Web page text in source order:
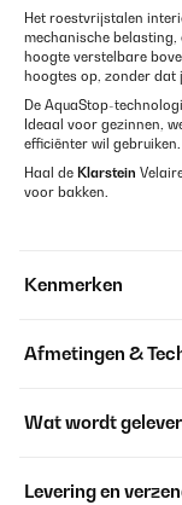
Het roestvrijstalen
mechanische
hoogte verstelbare
hoogtes op, zonder dat
De AquaStop-
Ideaal voor gezinnen,
efficiënter wil gebruiken.
Haal de Klarstein
voor bakken.
Kenmerken
Afmetingen &
Wat wordt
Levering en